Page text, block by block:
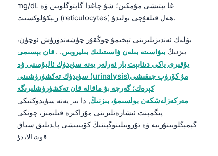
mg/dL غا يېتىشى مۇمكىن؛ شۇ چاغدا گاپتوگلوبىن ۋە
رتېكۇلوكسىت (reticulocytes) ھەل قىلغۇچى بولىدۇ.
بۆلەك ئەندىزىلىرىنى تېخىمۇ چوڭقۇر چۈشەندۈرۈش ئۈچۈن،
بىزنىڭ بىۋاسىتە بىلەن ۋاسىتىلىك بىليروبىن. . قان بېسىمى
يۇقىرى ياكى دىئابېت بار ئەرلەر يەنە سۈيدۈك ئالبۇمىنى ۋە
سۈيدۈك تەكشۈرۈشىنى (urinalysis)مۇ كۆرۈپ چىقىشى
كېرەك؛ گەرچە بۇ ماقالە قان تەكشۈرۈشلىرىگە
مەركەزلەشكەن بولسىمۇ، بىزنىڭ, دا بىز يەنە سۈيدۈكتىكى
پىگمېنت ئىشارەتلىرىنى مۇزاكىرە قىلىمىز، چۈنكى
گېمېگلوبىنۇرىيە ۋە ئۇروبىلىنوگېننىڭ كۆپىيىشى پايدىلىق سياق
قوشالايدۇ.